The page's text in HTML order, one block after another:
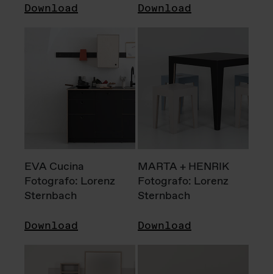
Download Download
EVA Cucina
Fotografo: Lorenz
Sternbach
Download
MARTA + HENRIK
Fotografo: Lorenz
Sternbach
Download